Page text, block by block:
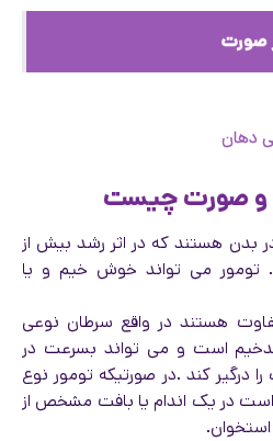
صورت
دهان
و صورت چیست
بدن هستند که در اثر رشد بیش از
تومور می تواند خوش خیم و یا
هستند در واقع سرطان نوعی
است و می تواند بسرعت در
درگیر کند .در صورتیکه تومور نوع
در یک اندام یا بافت مشخص از